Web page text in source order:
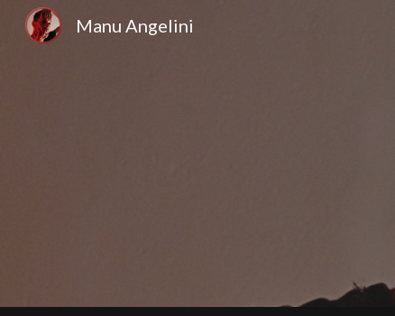
Manu Angelini